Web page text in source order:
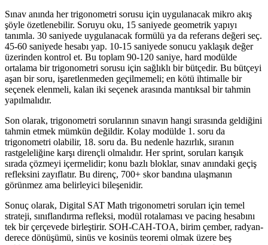
Sınav anında her trigonometri sorusu için uygulanacak mikro akış
şöyle özetlenebilir. Soruyu oku, 15 saniyede geometrik yapıyı
tanımla. 30 saniyede uygulanacak formülü ya da referans değeri seç.
45-60 saniyede hesabı yap. 10-15 saniyede sonucu yaklaşık değer
üzerinden kontrol et. Bu toplam 90-120 saniye, hard modülde
ortalama bir trigonometri sorusu için sağlıklı bir bütçedir. Bu bütçeyi
aşan bir soru, işaretlenmeden geçilmemeli; en kötü ihtimalle bir
seçenek elenmeli, kalan iki seçenek arasında mantıksal bir tahmin
yapılmalıdır.
Son olarak, trigonometri sorularının sınavın hangi sırasında geldiğini
tahmin etmek mümkün değildir. Kolay modülde 1. soru da
trigonometri olabilir, 18. soru da. Bu nedenle hazırlık, sıranın
rastgeleliğine karşı dirençli olmalıdır. Her sprint, soruları karışık
sırada çözmeyi içermelidir; konu bazlı bloklar, sınav anındaki geçiş
refleksini zayıflatır. Bu direnç, 700+ skor bandına ulaşmanın
görünmez ama belirleyici bileşenidir.
Sonuç olarak, Digital SAT Math trigonometri soruları için temel
strateji, sınıflandırma refleksi, modül rotalaması ve pacing hesabını
tek bir çerçevede birleştirir. SOH-CAH-TOA, birim çember, radyan-
derece dönüşümü, sinüs ve kosinüs teoremi olmak üzere beş